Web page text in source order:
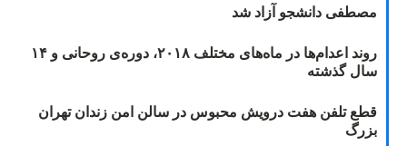
مصطفی دانشجو آزاد شد
روند اعدام‌ها در ماه‌های مختلف ۲۰۱۸، دوره‌ی روحانی و ۱۴
سال گذشته
قطع تلفن هفت درویش محبوس در سالن امن زندان تهران
بزرگ